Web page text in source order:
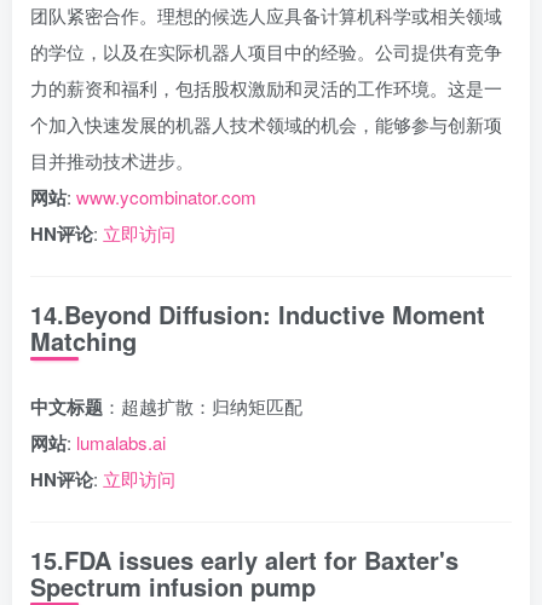
团队紧密合作。理想的候选人应具备计算机科学或相关领域
的学位，以及在实际机器人项目中的经验。公司提供有竞争
力的薪资和福利，包括股权激励和灵活的工作环境。这是一
个加入快速发展的机器人技术领域的机会，能够参与创新项
目并推动技术进步。
网站: www.ycombinator.com
HN评论: 立即访问
14.Beyond Diffusion: Inductive Moment
Matching
中文标题 ：超越扩散：归纳矩匹配
网站: lumalabs.ai
HN评论: 立即访问
15.FDA issues early alert for Baxter's
Spectrum infusion pump